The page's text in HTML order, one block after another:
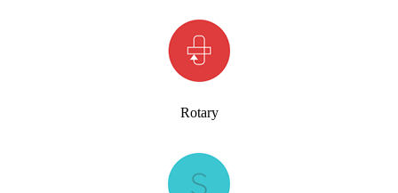
Rotary